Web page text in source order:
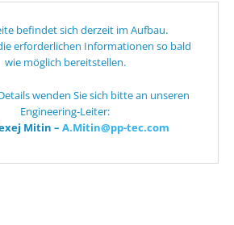
befindet sich derzeit im Aufbau.
erforderlichen Informationen so bald
wie möglich bereitstellen.
wenden Sie sich bitte an unseren
Engineering-Leiter:
Mitin – A.Mitin@pp-tec.com